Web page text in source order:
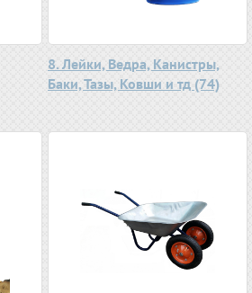
8. Лейки, Ведра, Канистры,
Баки, Тазы, Ковши и тд (74)